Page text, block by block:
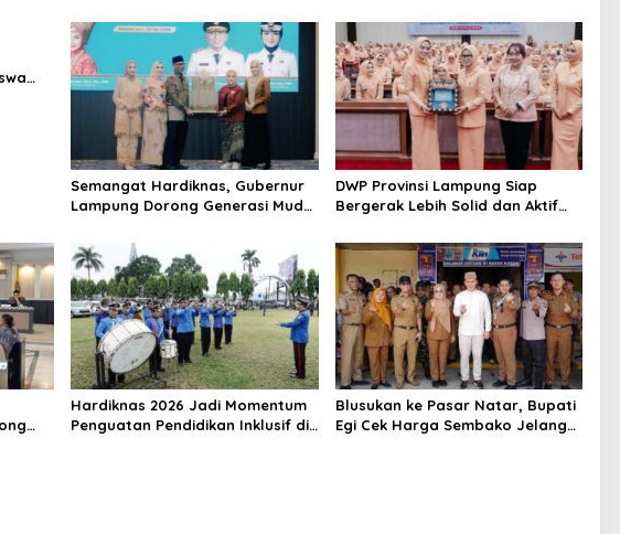
Semangat Hardiknas, Gubernur
Lampung Dorong Generasi Muda
DWP Provinsi Lampung Siap
Bergerak Lebih Solid dan Aktif
Daerah
Hardiknas 2026 Jadi Momentum
Penguatan Pendidikan Inklusif di
Blusukan ke Pasar Natar, Bupati
Egi Cek Harga Sembako Jelang